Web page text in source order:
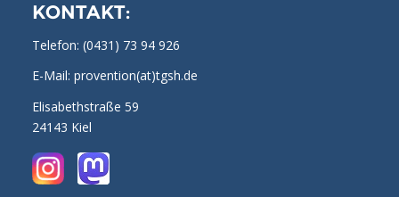
KONTAKT:
Telefon: (0431) 73 94 926
E-Mail: provention(at)tgsh.de
Elisabethstraße 59
24143 Kiel